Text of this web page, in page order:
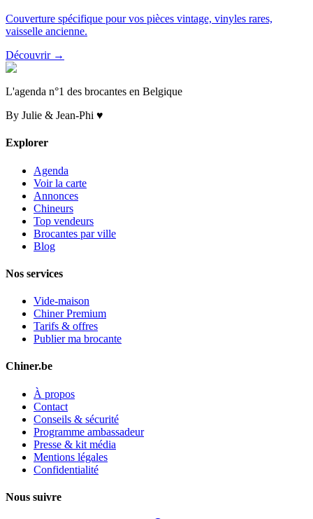
Couverture spécifique pour vos pièces vintage, vinyles rares,
vaisselle ancienne.
Découvrir →
L'agenda n°1 des brocantes en Belgique
By Julie & Jean-Phi ♥
Explorer
Agenda
Voir la carte
Annonces
Chineurs
Top vendeurs
Brocantes par ville
Blog
Nos services
Vide-maison
Chiner Premium
Tarifs & offres
Publier ma brocante
Chiner.be
À propos
Contact
Conseils & sécurité
Programme ambassadeur
Presse & kit média
Mentions légales
Confidentialité
Nous suivre